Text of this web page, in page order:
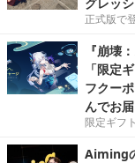
正式版で
『崩壊
「限定
フクー
んでお
限定ギフ
Aiming